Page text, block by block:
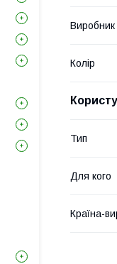
Виробник
Колір
Тип
Для кого
Країна-